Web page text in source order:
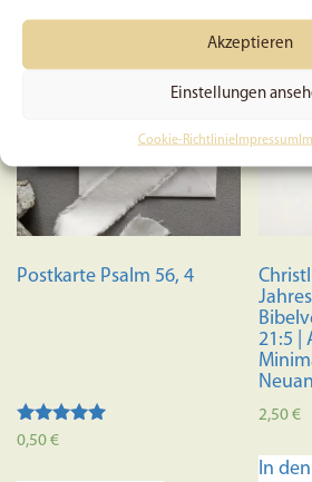
Akzeptieren
Einstellungen
Cookie-RichtlinieImpressum
Postkarte Psalm 56, 4
Bewertet mit
0,50€
21:5 |
2,50€
In